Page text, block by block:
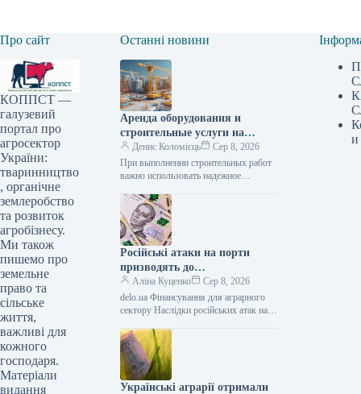
Про сайт
КОППСТ —
галузевий
портал про
агросектор
України:
тваринництво
, органічне
землеробство
та розвиток
агробізнесу.
Ми також
пишемо про
земельне
право та
сільське
життя,
важливі для
кожного
господаря.
Матеріали
видання
Останні новини
Аренда оборудования и
строительные услуги на
Lunbix
Денис Коломієць
Сер 8, 2026
При выполнении строительных работ
важно использовать надежное
опытными специалистами. Именно
поэтому многие заказчики выбирают
маркетплейс Lunbix,…
Російські атаки на порти
призводять до
багатомільярдних збитків для
України: один удар сягає 30
мільйонів доларів —
Аліна Куценко
Сер 8, 2026
delo.ua Фінансування для аграрного
сектору Наслідки російських атак на
можуть сягати прямих збитків у
десятки мільйонів доларів.…
Українські аграрії отримали
и